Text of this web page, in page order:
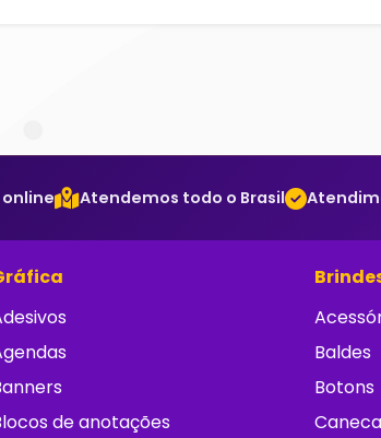
Atendemos todo o Brasil
de anotações
Baldes
Botons